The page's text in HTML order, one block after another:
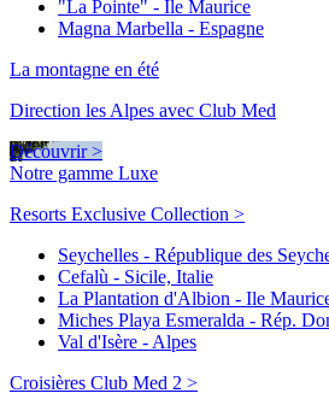
"La Pointe" - Ile Maurice
Magna Marbella - Espagne
La montagne en été
Direction les Alpes avec Club Med
Découvrir >
Notre gamme Luxe
Resorts Exclusive Collection >
Seychelles - République des
Cefalù - Sicile, Italie
La Plantation d'Albion - Ile
Miches Playa Esmeralda - Rép.
Val d'Isère - Alpes
Croisières Club Med 2 >